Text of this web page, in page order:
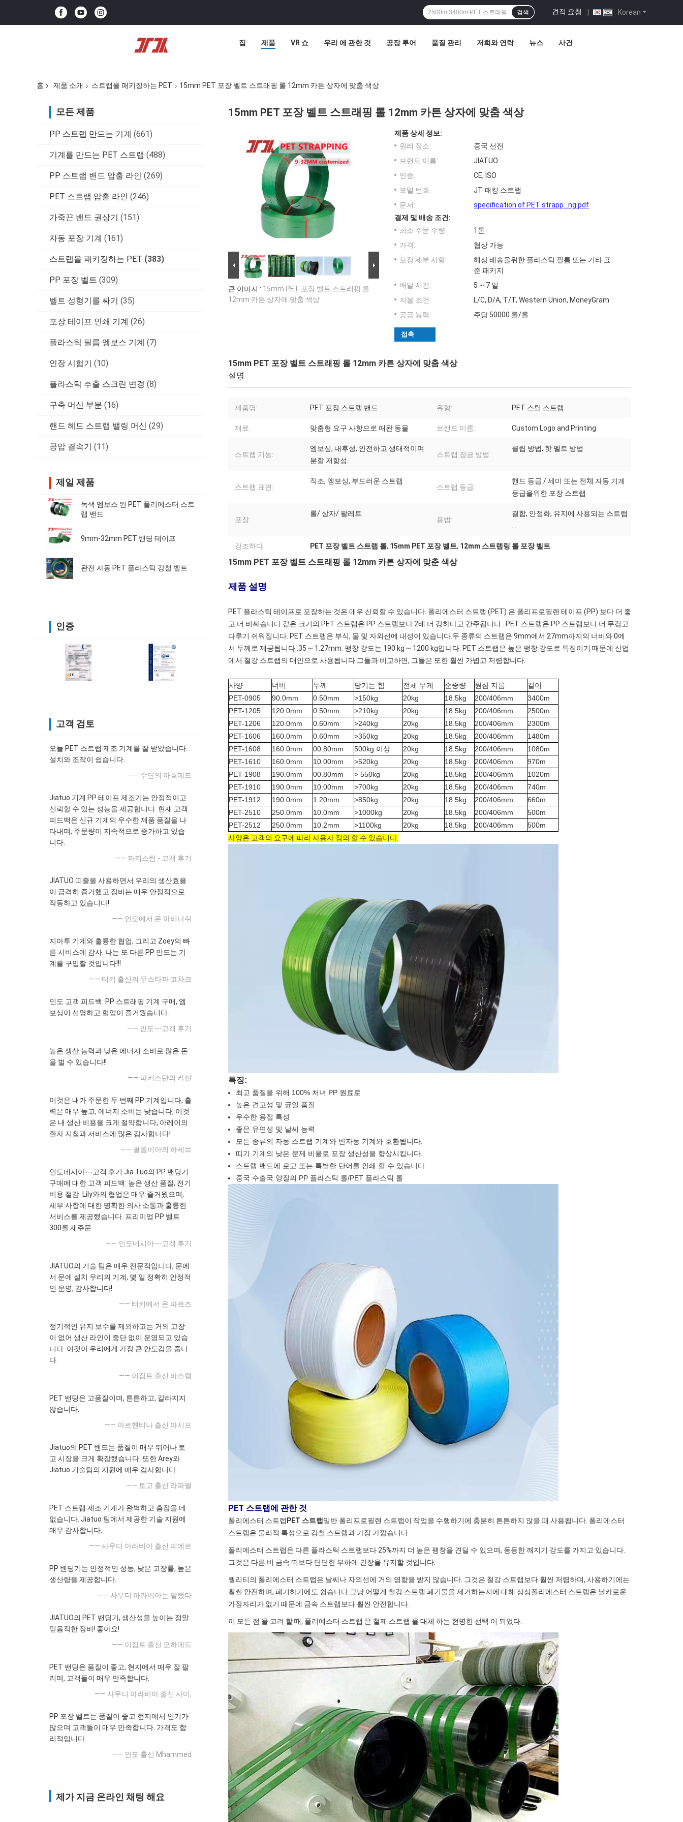
Korean
견적 요청 |
검색
집 제품 VR 쇼 우리 에 관한 것 공장 투어 품질 관리 저희와 연락 뉴스 사건
홈 제품 소개 스트랩을 패키징하는 PET 15mm PET 포장 벨트 스트래핑 롤 12mm 카튼 상자에 맞춤 색상
모든 제품
PP 스트랩 만드는 기계 (661)
기계를 만드는 PET 스트랩 (488)
PP 스트랩 밴드 압출 라인 (269)
PET 스트랩 압출 라인 (246)
가죽끈 밴드 권상기 (151)
자동 포장 기계 (161)
스트랩을 패키징하는 PET (383)
PP 포장 벨트 (309)
벨트 성형기를 싸기 (35)
포장 테이프 인쇄 기계 (26)
플라스틱 필름 엠보스 기계 (7)
인장 시험기 (10)
플라스틱 추출 스크린 변경 (8)
구축 머신 부분 (16)
핸드 헤드 스트랩 밸링 머신 (29)
공압 결속기 (11)
제일 제품
녹색 엠보스 된 PET 폴리에스터 스트
랩 밴드
9mm-32mm PET 밴딩 테이프
완전 자동 PET 플라스틱 강철 벨트
인증
고객 검토
오늘 PET 스트랩 제조 기계를 잘 받았습니다.
설치와 조작이 쉽습니다.
—— 수단의 아흐메드
Jiatuo 기계 PP 테이프 제조기는 안정적이고
신뢰할 수 있는 성능을 제공합니다. 현재 고객
피드백은 신규 기계의 우수한 제품 품질을 나
타내며, 주문량이 지속적으로 증가하고 있습
니다.
—— 파키스탄 - 고객 후기
JIATUO 띠줄을 사용하면서 우리의 생산효율
이 급격히 증가했고 장비는 매우 안정적으로
작동하고 있습니다!
—— 인도에서 온 아비나쉬
지아투 기계와 훌륭한 협업, 그리고 Zoey의 빠
른 서비스에 감사. 나는 또 다른 PP 만드는 기
계를 구입할 것입니다!!!
—— 터키 출신의 무스타파 코차크
인도 고객 피드백: PP 스트래핑 기계 구매, 엠
보싱이 선명하고 협업이 즐거웠습니다.
—— 인도---고객 후기
높은 생산 능력과 낮은 에너지 소비로 많은 돈
을 벌 수 있습니다!!
—— 파키스탄의 카샨
이것은 내가 주문한 두 번째 PP 기계입니다, 출
력은 매우 높고, 에너지 소비는 낮습니다, 이것
은 내 생산 비용을 크게 절약합니다, 아레이의
환자 지침과 서비스에 많은 감사합니다!
—— 콜롬비아의 하세브
인도네시아---고객 후기 Jia Tuo의 PP 밴딩기
구매에 대한 고객 피드백: 높은 생산 품질, 전기
비용 절감. Lily와의 협업은 매우 즐거웠으며,
세부 사항에 대한 명확한 의사 소통과 훌륭한
서비스를 제공했습니다. 프리미엄 PP 벨트
300롤 재주문.
—— 인도네시아---고객 후기
JIATUO의 기술 팀은 매우 전문적입니다, 문에
서 문에 설치 우리의 기계, 몇 일 정확히 안정적
인 운영, 감사합니다!
—— 터키에서 온 파르즈
정기적인 유지 보수를 제외하고는 거의 고장
이 없어 생산 라인이 중단 없이 운영되고 있습
니다. 이것이 우리에게 가장 큰 안도감을 줍니
다.
—— 이집트 출신 바스렘
PET 밴딩은 고품질이며, 튼튼하고, 갈라지지
않습니다.
—— 아르헨티나 출신 아시프
Jiatuo의 PET 밴드는 품질이 매우 뛰어나 토
고 시장을 크게 확장했습니다. 또한 Arey와
Jiatuo 기술팀의 지원에 매우 감사합니다.
—— 토고 출신 라파엘
PET 스트랩 제조 기계가 완벽하고 흠잡을 데
없습니다. Jiatuo 팀에서 제공한 기술 지원에
매우 감사합니다.
—— 사우디 아라비아 출신 피에르
PP 밴딩기는 안정적인 성능, 낮은 고장률, 높은
생산량을 제공합니다.
—— 사우디 아라비아는 말했다
JIATUO의 PET 밴딩기, 생산성을 높이는 정말
믿음직한 장비! 좋아요!
—— 이집트 출신 모하메드
PET 밴딩은 품질이 좋고, 현지에서 매우 잘 팔
리며, 고객들이 매우 만족합니다.
—— 사우디 아라비아 출신 사미,
PP 포장 벨트는 품질이 좋고 현지에서 인기가
많으며 고객들이 매우 만족합니다. 가격도 합
리적입니다.
—— 인도 출신 Mhammed
제가 지금 온라인 채팅 해요
15mm PET 포장 벨트 스트래핑 롤 12mm 카튼 상자에 맞춤 색상
큰 이미지 : 15mm PET 포장 벨트 스트래핑 롤
12mm 카튼 상자에 맞춤 색상
제품 상세 정보:
원래 장소:
중국 선전
브랜드 이름:
JIATUO
인증:
CE, ISO
모델 번호:
JT 패킹 스트랩
문서:
specification of PET strapp...ng.pdf
결제 및 배송 조건:
최소 주문 수량:
1톤
가격:
협상 가능
포장 세부 사항:
해상 배송을위한 플라스틱 필름 또는 기타 표
준 패키지
배달 시간:
5 ~ 7 일
지불 조건:
L/C, D/A, T/T, Western Union, MoneyGram
공급 능력:
주당 50000 롤/롤
접촉
15mm PET 포장 벨트 스트래핑 롤 12mm 카튼 상자에 맞춤 색상
설명
제품명: PET 포장 스트랩 밴드 유형: PET 스틸 스트랩
재료: 맞춤형 요구 사항으로 애완 동물 브랜드 이름: Custom Logo and Printing
스트랩 기능:
엠보싱, 내후성, 안전하고 생태적이며
분할 저항성.
스트랩 잠금 방법:
클립 방법, 핫 멜트 방법
스트랩 표면:
직조, 엠보싱, 부드러운 스트랩
스트랩 등급:
핸드 등급 / 세미 또는 전체 자동 기계
등급을위한 포장 스트랩
포장:
롤/ 상자/ 팔레트
용법:
결합, 안정화, 유지에 사용되는 스트랩
...
강조하다: PET 포장 벨트 스트랩 롤, 15mm PET 포장 벨트, 12mm 스트랩링 롤 포장 벨트
15mm PET 포장 벨트 스트래핑 롤 12mm 카튼 상자에 맞춘 색상
제품 설명
PET 플라스틱 테이프로 포장하는 것은 매우 신뢰할 수 있습니다. 폴리에스터 스트랩 (PET) 은 폴리프로필렌 테이프 (PP) 보다 더 좋
고 더 비싸습니다.같은 크기의 PET 스트랩은 PP 스트랩보다 2배 더 강하다고 간주됩니다.. PET 스트랩은 PP 스트랩보다 더 무겁고
다루기 쉬워집니다. PET 스트랩은 부식, 물 및 자외선에 내성이 있습니다.두 종류의 스트랩은 9mm에서 27mm까지의 너비와 0에
서 두께로 제공됩니다..35 ~ 1.27mm. 팽창 강도는 190 kg ~ 1200 kg입니다. PET 스트랩은 높은 팽창 강도로 특징이기 때문에 산업
에서 철강 스트랩의 대안으로 사용됩니다.그들과 비교하면, 그들은 또한 훨씬 가볍고 저렴합니다.
사양 너비 두께 당기는 힘 전체 무게 순중량 원심 지름
길이
PET-0905
90.0mm 0.50mm >150kg 20kg 18.5kg 200/406mm
3400m
PET-1205
120.0mm 0.50mm >210kg 20kg 18.5kg 200/406mm
2500m
PET-1206
120.0mm 0.60mm >240kg 20kg 18.5kg 200/406mm
2300m
PET-1606
160.0mm 0.60mm >350kg 20kg 18.5kg 200/406mm
1480m
PET-1608
160.0mm 00.80mm 500kg 이상 20kg 18.5kg 200/406mm
1080m
PET-1610
160.0mm 10.00mm >520kg 20kg 18.5kg 200/406mm
970m
PET-1908
190.0mm 00.80mm > 550kg 20kg 18.5kg 200/406mm
1020m
PET-1910
190.0mm 10.00mm >700kg 20kg 18.5kg 200/406mm
740m
PET-1912
190.0mm 1.20mm >850kg 20kg 18.5kg 200/406mm
660m
PET-2510
250.0mm 10.0mm >1000kg 20kg 18.5kg 200/406mm
500m
PET-2512
250.0mm 10.2mm >1100kg 20kg 18.5kg 200/406mm
500m
사양은 고객의 요구에 따라 사용자 정의 할 수 있습니다.
특징:
최고 품질을 위해 100% 처녀 PP 원료로
높은 견고성 및 균일 품질
우수한 용접 특성
좋은 유연성 및 날씨 능력
모든 종류의 자동 스트랩 기계와 반자동 기계와 호환됩니다.
띠기 기계의 낮은 문제 비율로 포장 생산성을 향상시킵니다.
스트랩 밴드에 로고 또는 특별한 단어를 인쇄 할 수 있습니다
중국 수출국 양질의 PP 플라스틱 롤/PET 플라스틱 롤
PET 스트랩에 관한 것
폴리에스터 스트랩 PET 스트랩 일반 폴리프로필렌 스트랩이 작업을 수행하기에 충분히 튼튼하지 않을 때 사용됩니다. 폴리에스터
스트랩은 물리적 특성으로 강철 스트랩과 가장 가깝습니다.
폴리에스터 스트랩은 다른 플라스틱 스트랩보다 25%까지 더 높은 팽창을 견딜 수 있으며, 동등한 깨지기 강도를 가지고 있습니다.
그것은 다른 비 금속 띠보다 단단한 부하에 긴장을 유지할 것입니다.
퀄리티의 폴리에스터 스트랩은 날씨나 자외선에 거의 영향을 받지 않습니다. 그것은 철강 스트랩보다 훨씬 저렴하며, 사용하기에는
훨씬 안전하며, 폐기하기에도 쉽습니다.그냥 어떻게 철강 스트랩 폐기물을 제거하는지에 대해 상상폴리에스터 스트랩은 날카로운
가장자리가 없기 때문에 금속 스트랩보다 훨씬 안전합니다.
이 모든 점 을 고려 할 때, 폴리에스터 스트랩 은 철제 스트랩 을 대체 하는 현명한 선택 이 되었다.